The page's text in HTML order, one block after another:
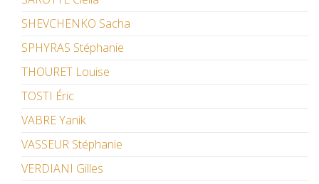
SHEVCHENKO Sacha
SPHYRAS Stéphanie
THOURET Louise
TOSTI Éric
VABRE Yanik
VASSEUR Stéphanie
VERDIANI Gilles